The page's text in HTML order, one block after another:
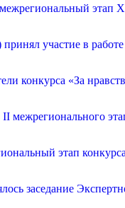
этап
участие в
конкурса «За
межрегионального
этап
заседание